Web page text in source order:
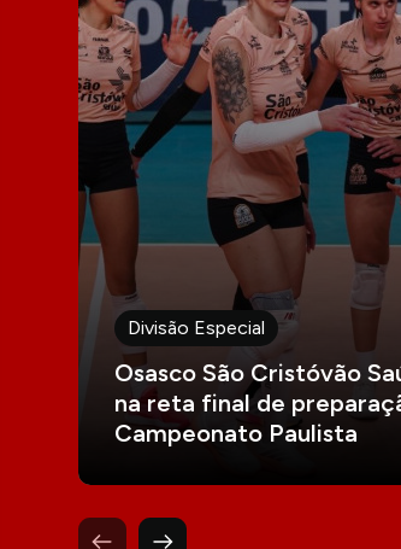
Divisão Especial
Osasco São Cristóvão
na reta final de
Campeonato Paulista